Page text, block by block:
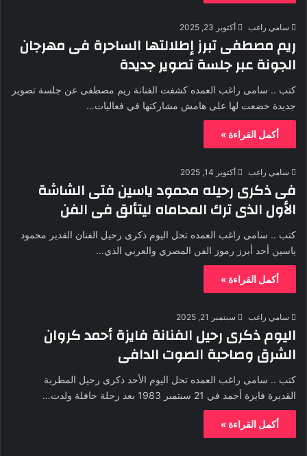
سامي راغب أكتوبر 23, 2025
ريم مصطفى تبرز إطلالتها الساحرة فى مهرجان
الجونة عبر جلسة تصوير جديدة
كتب .. سامى راغب العمده كشفت الفنانة ريم مصطفى عن جلسة تصوير
جديدة خضعت لها على هامش مشاركتها في فعاليات…
أكمل القراءة »
سامي راغب أكتوبر 14, 2025
فى ذكرى رحيله محمود ياسين فتى الشاشة
الأول الذى ترك المحاماه ليتألق فى الفن
كتب .. سامى راغب العمده تحل اليوم ذكرى رحيل الفنان القدير محمود
ياسين أحد أبرز رموز الفن المصري والعربي الذي…
أكمل القراءة »
سامي راغب سبتمبر 21, 2025
اليوم ذكرى رحيل الفنانة فايزة أحمد كروان
الشرق وصاحبة الصوت الدافى
كتب .. سامى راغب العمده تحل اليوم الأحد ذكرى رحيل المطربة
القديرة فايزة أحمد في 21 سبتمبر 1983 بعد رحلة حافلة ولدت…
أكمل القراءة »